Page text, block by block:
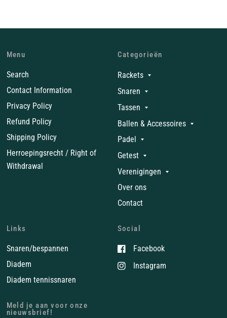
Menu
Search
Contact Information
Privacy Policy
Refund Policy
Shipping Policy
Herroepingsrecht / Right of
Withdrawal
Categorieën
Rackets
Snaren
Tassen
Ballen & Accessoires
Padel
Getest
Verenigingen
Over ons
Contact
Links
Snaren/bespannen
Diadem
Diadem tennissnaren
Social
Facebook
Instagram
Meld je aan voor onze
nieuwsbrief!